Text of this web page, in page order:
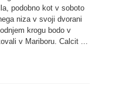
podobno kot v soboto
niza v svoji dvorani
krogu bodo v
v Mariboru. Calcit ...